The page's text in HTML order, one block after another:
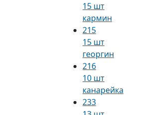
15 шт
кармин
215
15 шт
георгин
216
10 шт
канарейка
233